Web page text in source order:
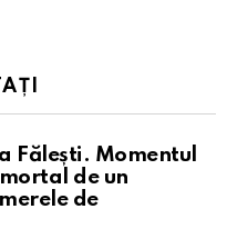
Fălești. Momentul
de un
de